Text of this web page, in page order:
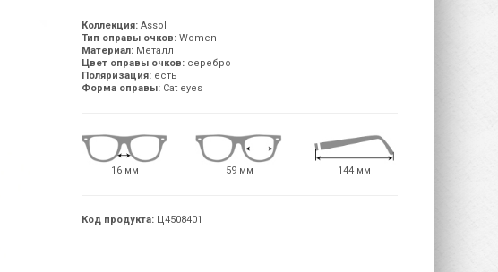
Коллекция:Assol
Тип оправы очков:Women
Материал:Металл
Цвет оправы очков:серебро
Поляризация:есть
Форма оправы:Cat eyes
16 мм 59 мм 144 мм
Код продукта:Ц4508401